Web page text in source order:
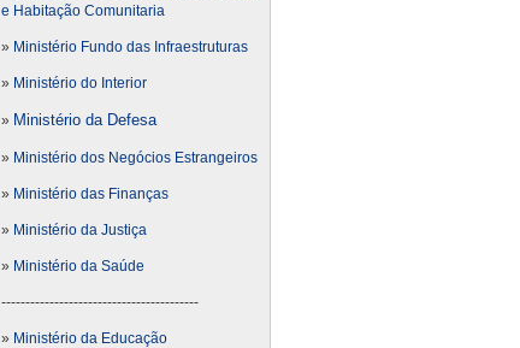
e Habitação Comunitaria
» Ministério Fundo das Infraestruturas
» Ministério do Interior
» Ministério da Defesa
» Ministério dos Negócios Estrangeiros
» Ministério das Finanças
» Ministério da Justiça
» Ministério da Saúde
-----------------------------------------
» Ministério da Educação